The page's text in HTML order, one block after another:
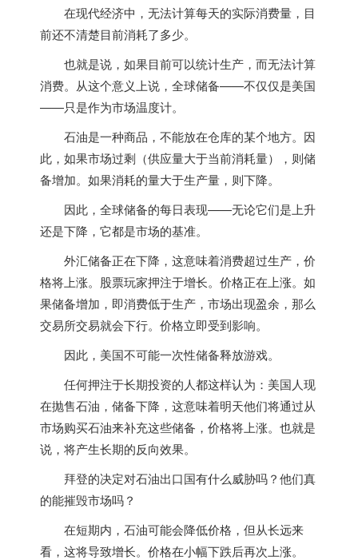
在现代经济中，无法计算每天的实际消费量，目
前还不清楚目前消耗了多少。
也就是说，如果目前可以统计生产，而无法计算
消费。从这个意义上说，全球储备——不仅仅是美国
——只是作为市场温度计。
石油是一种商品，不能放在仓库的某个地方。因
此，如果市场过剩（供应量大于当前消耗量），则储
备增加。如果消耗的量大于生产量，则下降。
因此，全球储备的每日表现——无论它们是上升
还是下降，它都是市场的基准。
外汇储备正在下降，这意味着消费超过生产，价
格将上涨。股票玩家押注于增长。价格正在上涨。如
果储备增加，即消费低于生产，市场出现盈余，那么
交易所交易就会下行。价格立即受到影响。
因此， 美国不可能一次性储备释放游戏。
任何押注于长期投资的人都这样认为： 美国人现
在抛售石油，储备下降，这意味着明天他们将通过从
市场购买石油来补充这些储备，价格将上涨。也就是
说，将产生长期的反向效果。
拜登的决定对石油出口国有什么威胁吗？他们真
的能摧毁市场吗？
在短期内，石油可能会降低价格，但从长远来
看，这将导致增长。价格在小幅下跌后再次上涨。